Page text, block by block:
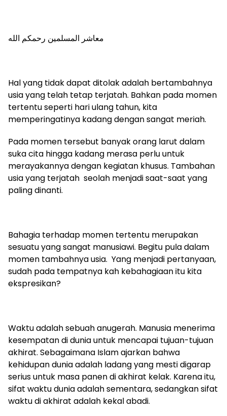
معاشر المسلمين رحمكم الله
Hal yang tidak dapat ditolak adalah bertambahnya
usia yang telah tetap terjatah. Bahkan pada momen
tertentu seperti hari ulang tahun, kita
memperingatinya kadang dengan sangat meriah.
Pada momen tersebut banyak orang larut dalam
suka cita hingga kadang merasa perlu untuk
merayakannya dengan kegiatan khusus. Tambahan
usia yang terjatah seolah menjadi saat-saat yang
paling dinanti.
Bahagia terhadap momen tertentu merupakan
sesuatu yang sangat manusiawi. Begitu pula dalam
momen tambahnya usia. Yang menjadi pertanyaan,
sudah pada tempatnya kah kebahagiaan itu kita
ekspresikan?
Waktu adalah sebuah anugerah. Manusia menerima
kesempatan di dunia untuk mencapai tujuan-tujuan
akhirat. Sebagaimana Islam ajarkan bahwa
kehidupan dunia adalah ladang yang mesti digarap
serius untuk masa panen di akhirat kelak. Karena itu,
sifat waktu dunia adalah sementara, sedangkan sifat
waktu di akhirat adalah kekal abadi.